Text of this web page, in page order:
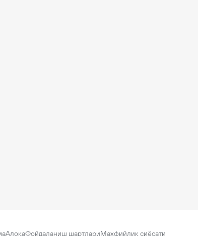
АлоқаФойдаланиш шартлариМахфийлик сиёсати